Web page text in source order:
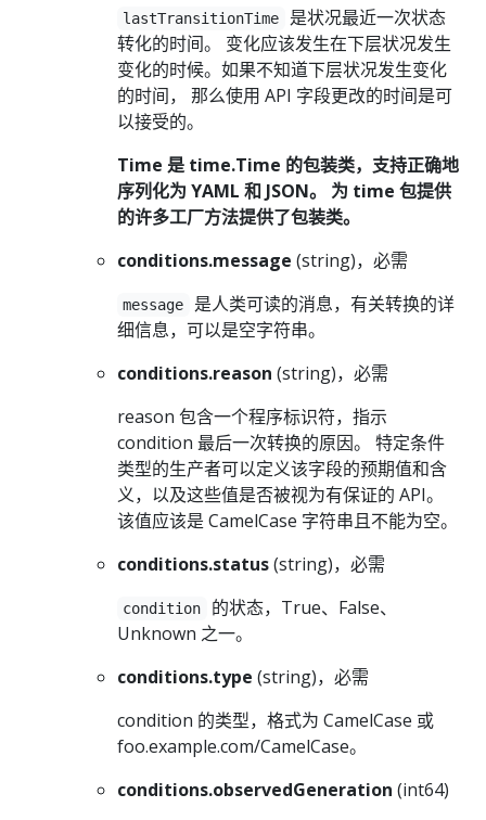
lastTransitionTime
是状况最近一次状态
转化的时间。 变化应该发生在下层状况发生
变化的时候。如果不知道下层状况发生变化
的时间， 那么使用 API 字段更改的时间是可
以接受的。
Time 是 time.Time 的包装类，支持正确地
序列化为 YAML 和 JSON。 为 time 包提供
的许多工厂方法提供了包装类。
conditions.message (string)，必需
message
是人类可读的消息，有关转换的详
细信息，可以是空字符串。
conditions.reason (string)，必需
reason 包含一个程序标识符，指示
condition 最后一次转换的原因。 特定条件
类型的生产者可以定义该字段的预期值和含
义，以及这些值是否被视为有保证的 API。
该值应该是 CamelCase 字符串且不能为空。
conditions.status(string)，必需
condition
的状态，True、False、
Unknown 之一。
conditions.type (string)，必需
condition 的类型，格式为 CamelCase 或
foo.example.com/CamelCase。
conditions.observedGeneration (int64)